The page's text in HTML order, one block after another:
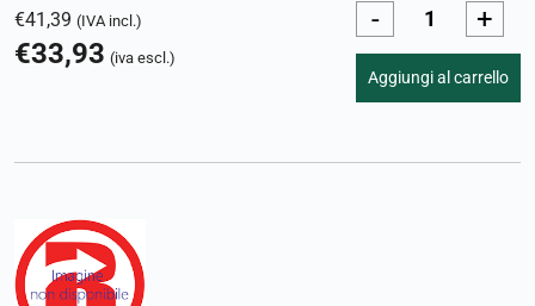
€41,39 (IVA incl.)
€33,93 (iva escl.)
- +
Aggiungi al carrello